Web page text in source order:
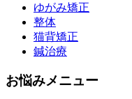
ゆがみ矯正
整体
猫背矯正
鍼治療
お悩みメニュー